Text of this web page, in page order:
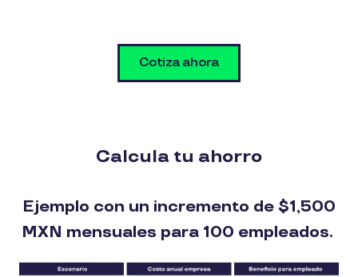
Cotiza ahora
Calcula tu ahorro
Ejemplo con un incremento de $1,500
MXN mensuales para 100 empleados.